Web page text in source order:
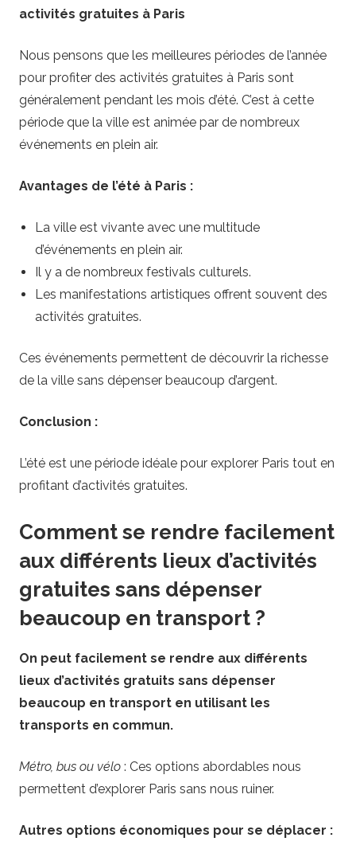
activités gratuites à Paris
Nous pensons que les meilleures périodes de l’année
pour profiter des activités gratuites à Paris sont
généralement pendant les mois d’été. C’est à cette
période que la ville est animée par de nombreux
événements en plein air.
Avantages de l’été à Paris :
La ville est vivante avec une multitude
d’événements en plein air.
Il y a de nombreux festivals culturels.
Les manifestations artistiques offrent souvent des
activités gratuites.
Ces événements permettent de découvrir la richesse
de la ville sans dépenser beaucoup d’argent.
Conclusion :
L’été est une période idéale pour explorer Paris tout en
profitant d’activités gratuites.
Comment se rendre facilement
aux différents lieux d’activités
gratuites sans dépenser
beaucoup en transport ?
On peut facilement se rendre aux différents
lieux d’activités gratuits sans dépenser
beaucoup en transport en utilisant les
transports en commun.
Métro, bus ou vélo : Ces options abordables nous
permettent d’explorer Paris sans nous ruiner.
Autres options économiques pour se déplacer :